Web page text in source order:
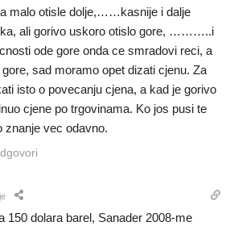
malo otisle dolje,……kasnije i dalje
ali gorivo uskoro otislo gore, ………..i
ode gore onda ce smradovi reci, a
sad moramo opet dizati cjenu. Za
isto o povecanju cjena, a kad je gorivo
cjene po trgovinama. Ko jos pusi te
znanje vec odavno.
150 dolara barel, Sanader 2008-me